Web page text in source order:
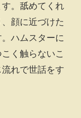
。舐めてくれ
顔に近づけた
ハムスターに
く触らないこ
れで世話をす